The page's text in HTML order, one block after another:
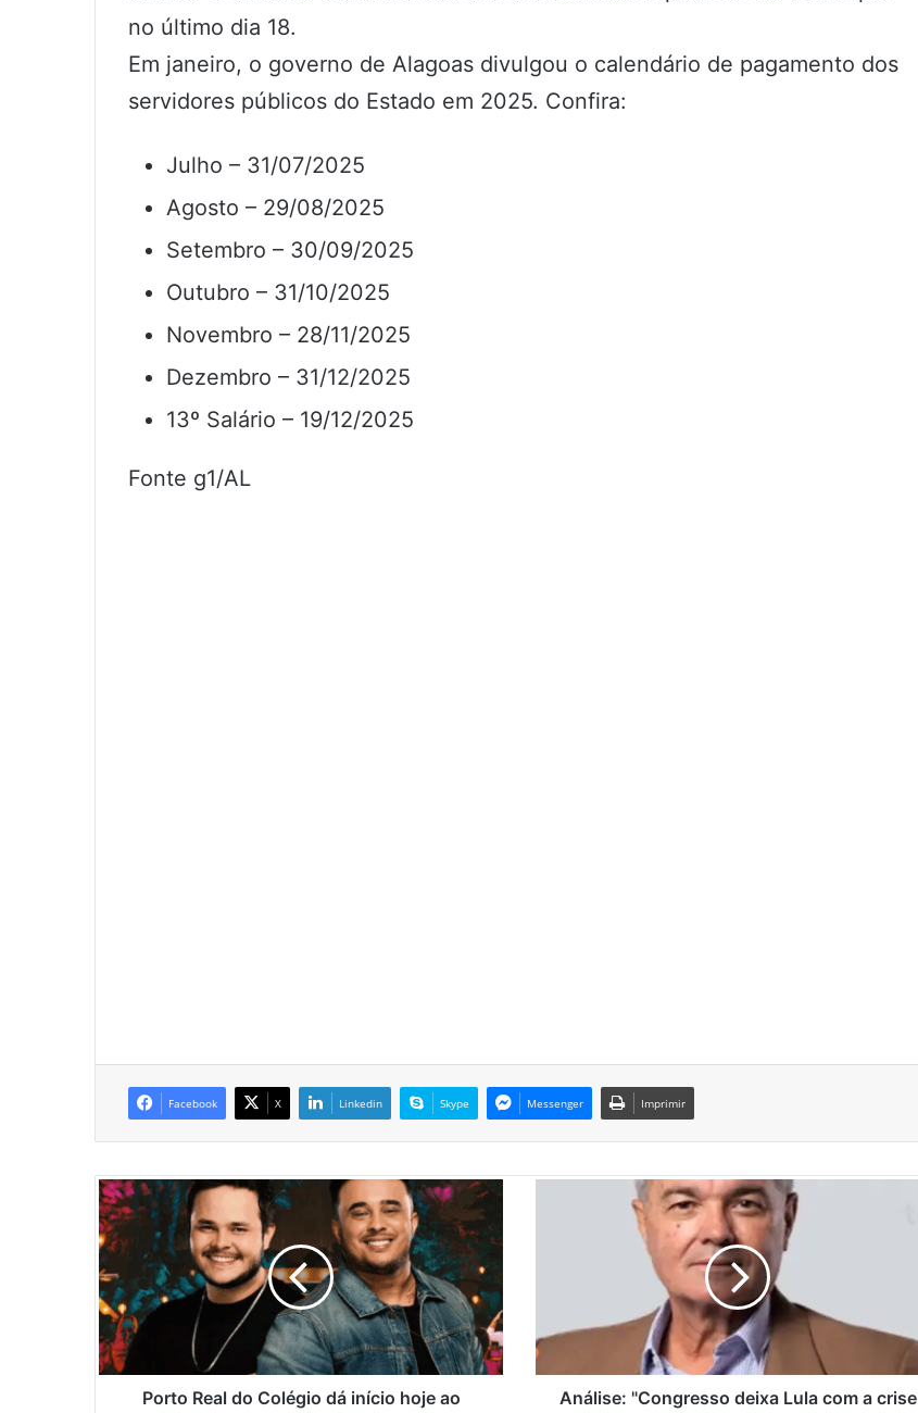
no último dia 18.
Em janeiro, o governo de Alagoas divulgou o calendário de pagamento dos
servidores públicos do Estado em 2025. Confira:
Julho – 31/07/2025
Agosto – 29/08/2025
Setembro – 30/09/2025
Outubro – 31/10/2025
Novembro – 28/11/2025
Dezembro – 31/12/2025
13º Salário – 19/12/2025
Fonte g1/AL
Facebook X Linkedin Skype Messenger Imprimir
P
o
r
t
o
R
a
l
Porto Real do Colégio dá início hoje ao
:
"
Análise: "Congresso deixa Lula com a crise